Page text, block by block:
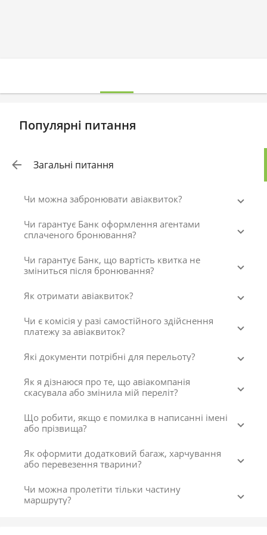
Популярні питання
Загальні питання
Чи можна забронювати авіаквиток?
Чи гарантує Банк оформлення агентами
сплаченого бронювання?
Чи гарантує Банк, що вартість квитка не
зміниться після бронювання?
Як отримати авіаквиток?
Чи є комісія у разі самостійного здійснення
платежу за авіаквиток?
Які документи потрібні для перельоту?
Як я дізнаюся про те, що авіакомпанія
скасувала або змінила мій переліт?
Що робити, якщо є помилка в написанні імені
або прізвища?
Як оформити додатковий багаж, харчування
або перевезення тварини?
Чи можна пролетіти тільки частину
маршруту?